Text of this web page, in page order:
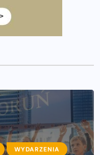
– praktyczny
WYDARZENIA